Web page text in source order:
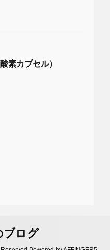
素カプセル）
ブログ